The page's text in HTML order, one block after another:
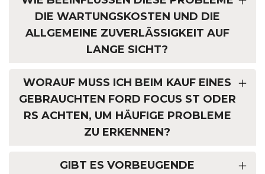
DIE WARTUNGSKOSTEN UND DIE
ALLGEMEINE ZUVERLÄSSIGKEIT AUF
LANGE SICHT?
WORAUF MUSS ICH BEIM KAUF EINES
GEBRAUCHTEN FORD FOCUS ST ODER
RS ACHTEN, UM HÄUFIGE PROBLEME
ZU ERKENNEN?
GIBT ES VORBEUGENDE